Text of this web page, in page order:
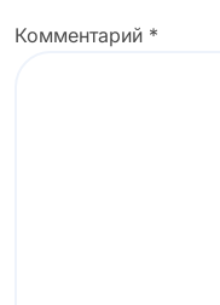
Комментарий *